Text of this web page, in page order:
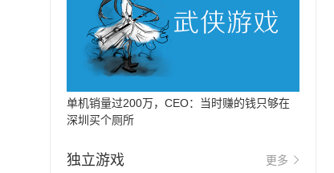
单机销量过200万，CEO：当时赚的钱只够在
深圳买个厕所
独立游戏 更多